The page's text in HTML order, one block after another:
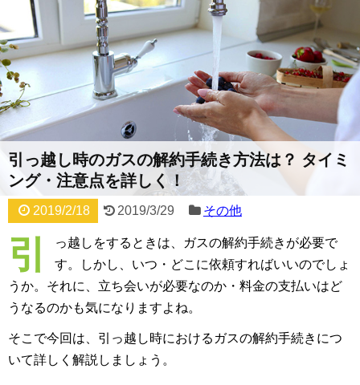
引っ越し時のガスの解約手続き方法は？ タイミ
ング・注意点を詳しく！
2019/2/18 2019/3/29 その他
引
っ越しをするときは、ガスの解約手続きが必要で
す。しかし、いつ・どこに依頼すればいいのでしょ
うか。それに、立ち会いが必要なのか・料金の支払いはど
うなるのかも気になりますよね。
そこで今回は、引っ越し時におけるガスの解約手続きにつ
いて詳しく解説しましょう。